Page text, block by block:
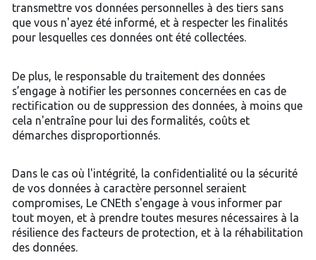
transmettre vos données personnelles à des tiers sans
que vous n'ayez été informé, et à respecter les finalités
pour lesquelles ces données ont été collectées.
De plus, le responsable du traitement des données
s’engage à notifier les personnes concernées en cas de
rectification ou de suppression des données, à moins que
cela n'entraîne pour lui des formalités, coûts et
démarches disproportionnés.
Dans le cas où l'intégrité, la confidentialité ou la sécurité
de vos données à caractère personnel seraient
compromises, Le CNEth s'engage à vous informer par
tout moyen, et à prendre toutes mesures nécessaires à la
résilience des facteurs de protection, et à la réhabilitation
des données.